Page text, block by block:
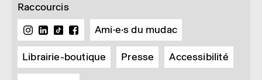
Raccourcis
Ami·e·s du mudac
Librairie-boutique Presse Accessibilité